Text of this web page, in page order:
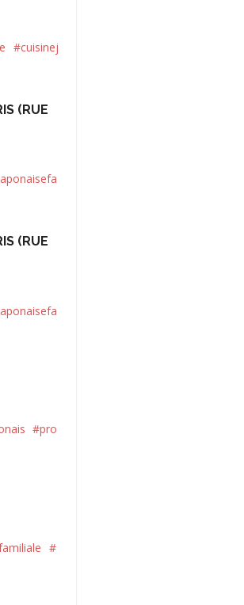
#cuisinej
(RUE
(RUE
#pro
#